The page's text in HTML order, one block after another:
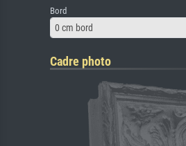
Bord
0 cm bord
Cadre photo